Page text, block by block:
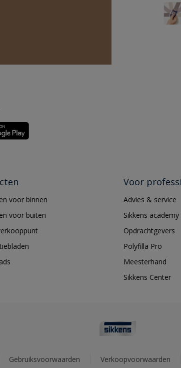
voor binnen
voor buiten
Voor
Advies & service
Sikkens academy
Opdrachtgevers
Polyfilla Pro
Meesterhand
Sikkens Center
Gebruiksvoorwaarden Verkoopvoorwaarden